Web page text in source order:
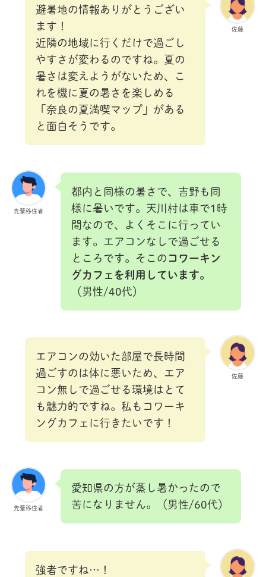
佐藤
避暑地の情報ありがとうござい
ます！
近隣の地域に行くだけで過ごし
やすさが変わるのですね。夏の
暑さは変えようがないため、こ
れを機に夏の暑さを楽しめる
「奈良の夏満喫マップ」がある
と面白そうです。
先輩移住者
都内と同様の暑さで、吉野も同
様に暑いです。天川村は車で1時
間なので、よくそこに行ってい
ます。エアコンなしで過ごせる
ところです。そこの コワーキン
グカフェを利用しています。
（男性/40代）
佐藤
エアコンの効いた部屋で長時間
過ごすのは体に悪いため、エア
コン無しで過ごせる環境はとて
も魅力的ですね。私もコワーキ
ングカフェに行きたいです！
先輩移住者
愛知県の方が蒸し暑かったので
苦になりません。（男性/60代）
強者ですね…！